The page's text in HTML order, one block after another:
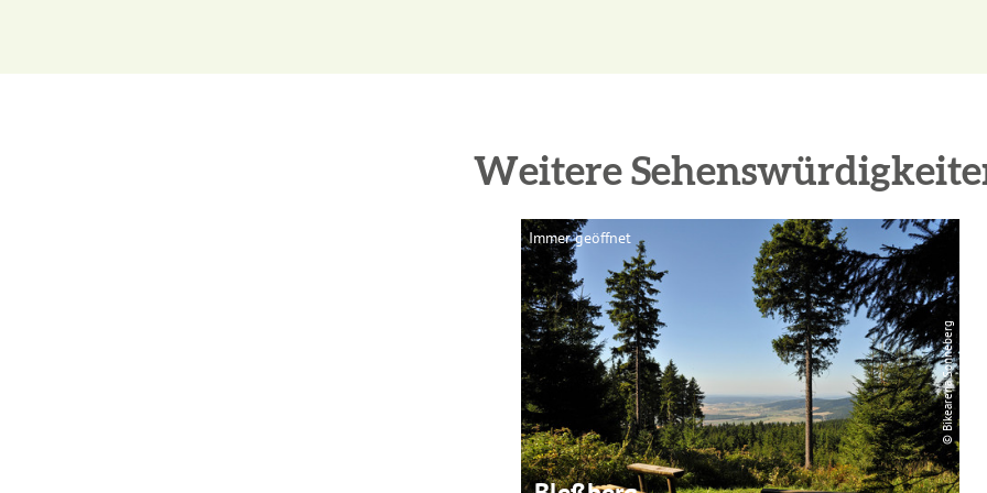
Weitere
Immer geöffnet
© Bikearena Sonneberg